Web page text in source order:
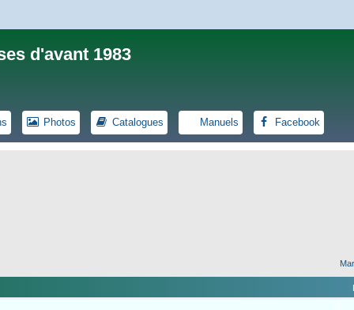
d'avant 1983
Photos Catalogues Manuels Facebook